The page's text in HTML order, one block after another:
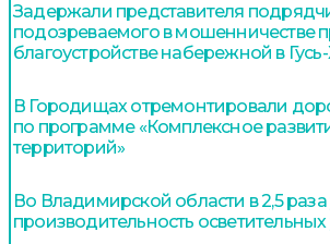
Задержали представителя
подозреваемого в мошенничестве
благоустройстве набережной в
В Городищах отремонтировали
по программе «Комплексное
территорий»
Во Владимирской области в 2,5 раза
производительность осветительных